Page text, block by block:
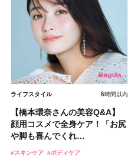
ライフスタイル 6時間以内
【橋本環奈さんの美容Q&A】
顔用コスメで全身ケア！「お尻
や脚も喜んでくれ…
#スキンケア #ボディケア
スキンケア 4時間以内
大野真理子さんのリピ買い「ブ
ライトニング」14選！ 透明肌
の秘訣を公開
#くすみ #ブライトニング
メイク 5時間以内
【崩れないメイクを総まとめ】
滝汗スポーツが趣味のヘア＆メ
イク長井かおりさ…
#ベースメイク #アイメイク
ボディケア 2026.08.06
【クリスマスコフレ2026】The
Ordinary (オーディナリー)…
#スキンケア #クリスマスコフレ
美活 6時間以内
【美容系・伊能忠敬界隈】上西
星来さんは5年間1日1万歩を継
続！ 歩くとき…
#UV #日焼け止め
ヘア 4時間以内
メディキューブからヘアブラシ
「リボンチェリー 美ツヤブラ
シ」が発売中！ …
#新作コスメ #ヘアケア
ライフスタイル 6時間以内
【橋本環奈さんの美容Q&A】
顔用コスメで全身ケア！「お尻
や脚も喜んでくれ…
#スキンケア #ボディケア
スキンケア 6時間以内
韓国デパコス〈HERA〉の人気
UVクリームがリニューアル！
乾燥肌向け高保…
#おすすめコスメ #韓国コスメ